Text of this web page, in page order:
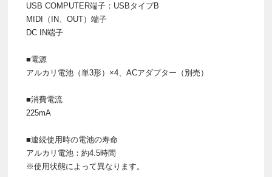
USB COMPUTER端子：USBタイプB
MIDI（IN、OUT）端子
DC IN端子
■電源
アルカリ電池（単3形）×4、ACアダプター（別売）
■消費電流
225mA
■連続使用時の電池の寿命
アルカリ電池：約4.5時間
※使用状態によって異なります。